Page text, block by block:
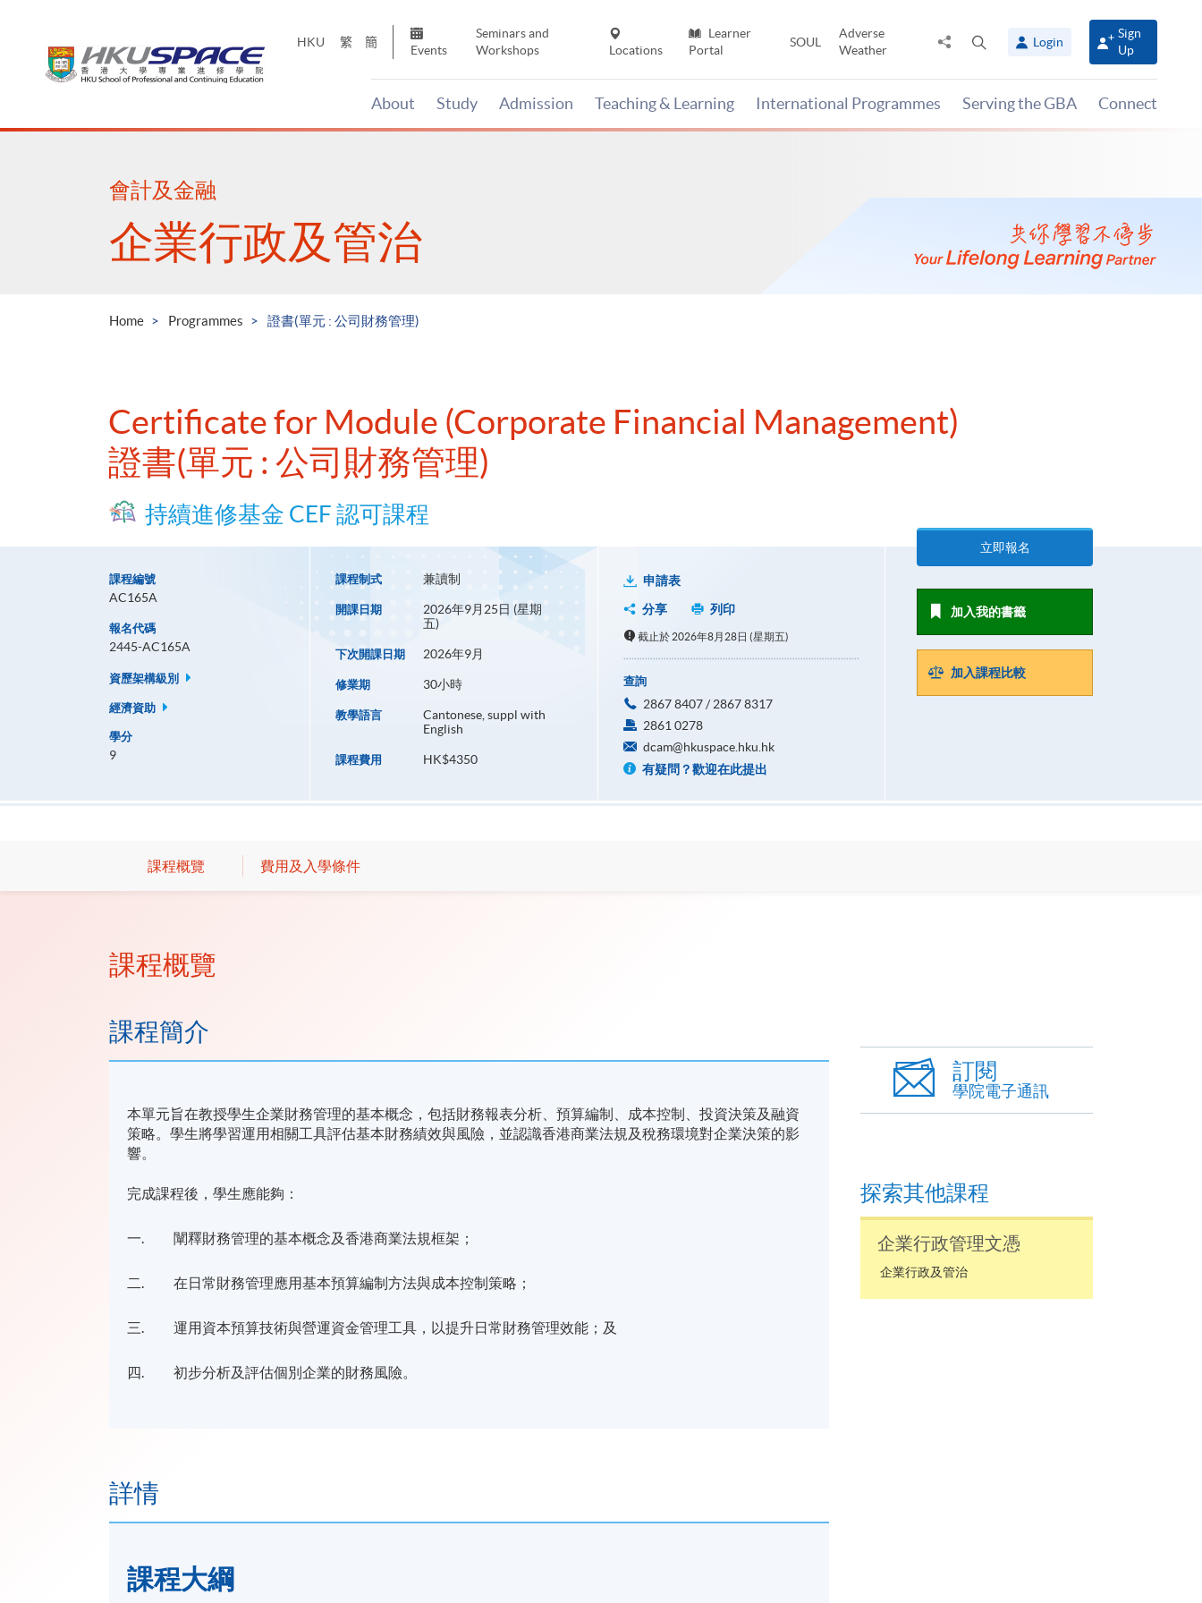
HKU 繁 簡
Events
Seminars and
Workshops
Locations
Learner
Portal
SOUL
Adverse
Weather
Share
panel
Login
Sign
Up
About Study Admission Teaching & Learning International Programmes Serving the GBA Connect
Main
會計及金融
企業行政及管治
Home Programmes 證書(單元 : 公司財務管理)
Certificate for Module (Corporate Financial Management)
證書(單元 : 公司財務管理)
持續進修基金 CEF 認可課程
課程編號
AC165A
報名代碼
2445-AC165A
資歷架構級別
經濟資助
學分
9
課程制式 兼讀制
開課日期
2026年9月25日 (星期
五)
下次開課日期 2026年9月
修業期 30小時
教學語言
Cantonese, suppl with
English
課程費用 HK$4350
申請表
分享
列印
截止於 2026年8月28日 (星期五)
查詢
2867 8407 / 2867 8317
2861 0278
dcam@hkuspace.hku.hk
有疑問？歡迎在此提出
立即報名
加入我的書籤
加入課程比較
課程概覽 費用及入學條件
課程概覽
課程簡介
本單元旨在教授學生企業財務管理的基本概念，包括財務報表分析、預算編制、成本控制、投資決策及融資
策略。學生將學習運用相關工具評估基本財務績效與風險，並認識香港商業法規及稅務環境對企業決策的影
響。
完成課程後，學生應能夠：
一. 闡釋財務管理的基本概念及香港商業法規框架；
二. 在日常財務管理應用基本預算編制方法與成本控制策略；
三. 運用資本預算技術與營運資金管理工具，以提升日常財務管理效能；及
四. 初步分析及評估個別企業的財務風險。
詳情
課程​大綱
訂閱
學院電子通訊
探索其他課程
企業行政管理文憑
企業行政及管治